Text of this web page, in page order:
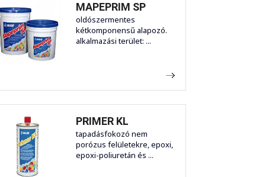
MAPEPRIM SP
oldószermentes
kétkomponensű alapozó.
alkalmazási terület: ...
PRIMER KL
tapadásfokozó nem
porózus felületekre, epoxi,
epoxi-poliuretán és ...